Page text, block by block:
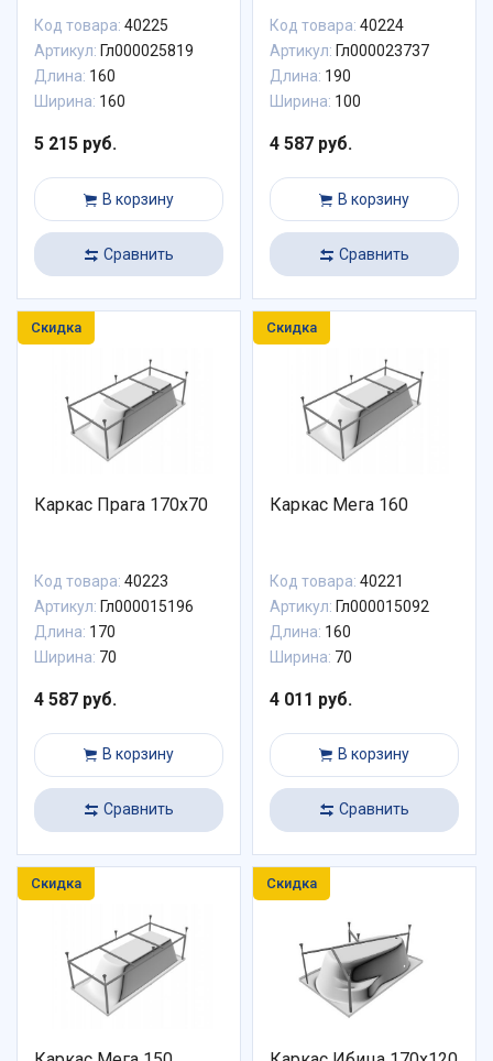
Код товара: 40225
Артикул: Гл000025819
Длина: 160
Ширина: 160
5 215 руб.
В корзину
Сравнить
Код товара: 40224
Артикул: Гл000023737
Длина: 190
Ширина: 100
4 587 руб.
В корзину
Сравнить
Скидка
Каркас Прага 170х70
Код товара: 40223
Артикул: Гл000015196
Длина: 170
Ширина: 70
4 587 руб.
В корзину
Сравнить
Скидка
Каркас Мега 160
Код товара: 40221
Артикул: Гл000015092
Длина: 160
Ширина: 70
4 011 руб.
В корзину
Сравнить
Скидка Скидка